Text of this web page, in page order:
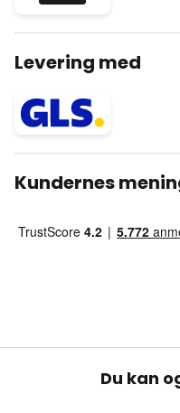
Levering med
Kundernes
Du kan